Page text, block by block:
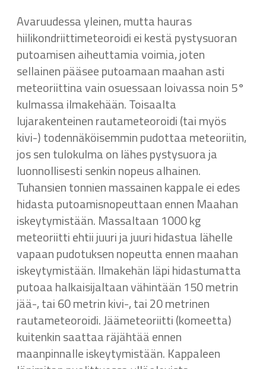
Avaruudessa yleinen, mutta hauras
hiilikondriittimeteoroidi ei kestä pystysuoran
putoamisen aiheuttamia voimia, joten
sellainen pääsee putoamaan maahan asti
meteoriittina vain osuessaan loivassa noin 5°
kulmassa ilmakehään. Toisaalta
lujarakenteinen rautameteoroidi (tai myös
kivi-) todennäköisemmin pudottaa meteoriitin,
jos sen tulokulma on lähes pystysuora ja
luonnollisesti senkin nopeus alhainen.
Tuhansien tonnien massainen kappale ei edes
hidasta putoamisnopeuttaan ennen Maahan
iskeytymistään. Massaltaan 1000 kg
meteoriitti ehtii juuri ja juuri hidastua lähelle
vapaan pudotuksen nopeutta ennen maahan
iskeytymistään. Ilmakehän läpi hidastumatta
putoaa halkaisijaltaan vähintään 150 metrin
jää-, tai 60 metrin kivi-, tai 20 metrinen
rautameteoroidi. Jäämeteoriitti (komeetta)
kuitenkin saattaa räjähtää ennen
maanpinnalle iskeytymistään. Kappaleen